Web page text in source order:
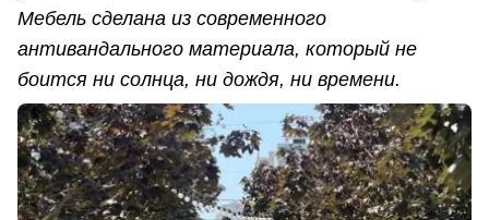
Мебель сделана из современного
антивандального материала, который не
боится ни солнца, ни дождя, ни времени.